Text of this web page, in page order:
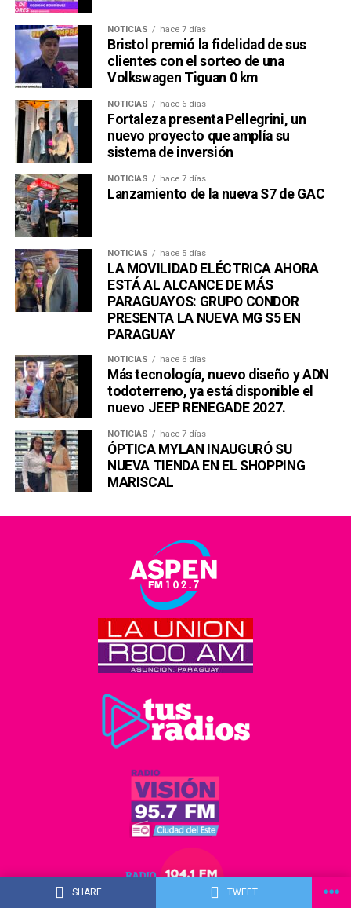
SHARE TWEET
NOTICIAS hace 7 días
Bristol premió la fidelidad de sus
clientes con el sorteo de una
Volkswagen Tiguan 0 km
NOTICIAS hace 6 días
Fortaleza presenta Pellegrini, un
nuevo proyecto que amplía su
sistema de inversión
NOTICIAS hace 7 días
Lanzamiento de la nueva S7 de GAC
NOTICIAS hace 5 días
LA MOVILIDAD ELÉCTRICA AHORA
ESTÁ AL ALCANCE DE MÁS
PARAGUAYOS: GRUPO CONDOR
PRESENTA LA NUEVA MG S5 EN
PARAGUAY
NOTICIAS hace 6 días
Más tecnología, nuevo diseño y ADN
todoterreno, ya está disponible el
nuevo JEEP RENEGADE 2027.
NOTICIAS hace 7 días
ÓPTICA MYLAN INAUGURÓ SU
NUEVA TIENDA EN EL SHOPPING
MARISCAL